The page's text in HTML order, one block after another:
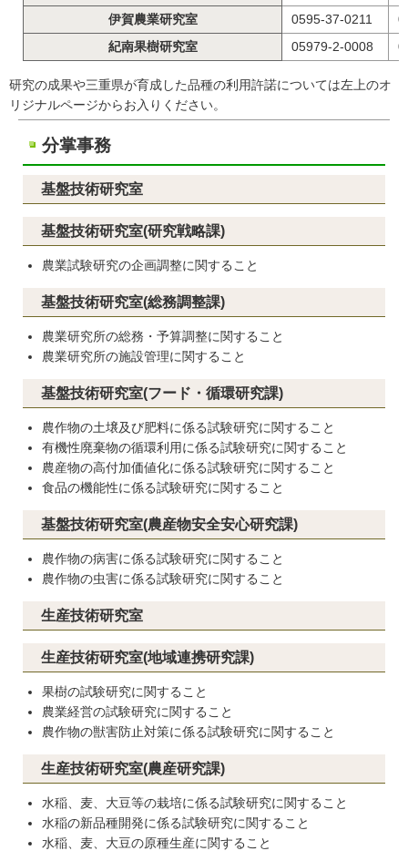
伊賀農業研究室
0595-37-0211
紀南果樹研究室
05979-2-0008
研究の成果や三重県が育成した品種の利用許諾については左上のオ
リジナルページからお入りください。
分掌事務
基盤技術研究室
基盤技術研究室(研究戦略課)
農業試験研究の企画調整に関すること
基盤技術研究室(総務調整課)
農業研究所の総務・予算調整に関すること
農業研究所の施設管理に関すること
基盤技術研究室(フード・循環研究課)
農作物の土壌及び肥料に係る試験研究に関すること
有機性廃棄物の循環利用に係る試験研究に関すること
農産物の高付加価値化に係る試験研究に関すること
食品の機能性に係る試験研究に関すること
基盤技術研究室(農産物安全安心研究課)
農作物の病害に係る試験研究に関すること
農作物の虫害に係る試験研究に関すること
生産技術研究室
生産技術研究室(地域連携研究課)
果樹の試験研究に関すること
農業経営の試験研究に関すること
農作物の獣害防止対策に係る試験研究に関すること
生産技術研究室(農産研究課)
水稲、麦、大豆等の栽培に係る試験研究に関すること
水稲の新品種開発に係る試験研究に関すること
水稲、麦、大豆の原種生産に関すること